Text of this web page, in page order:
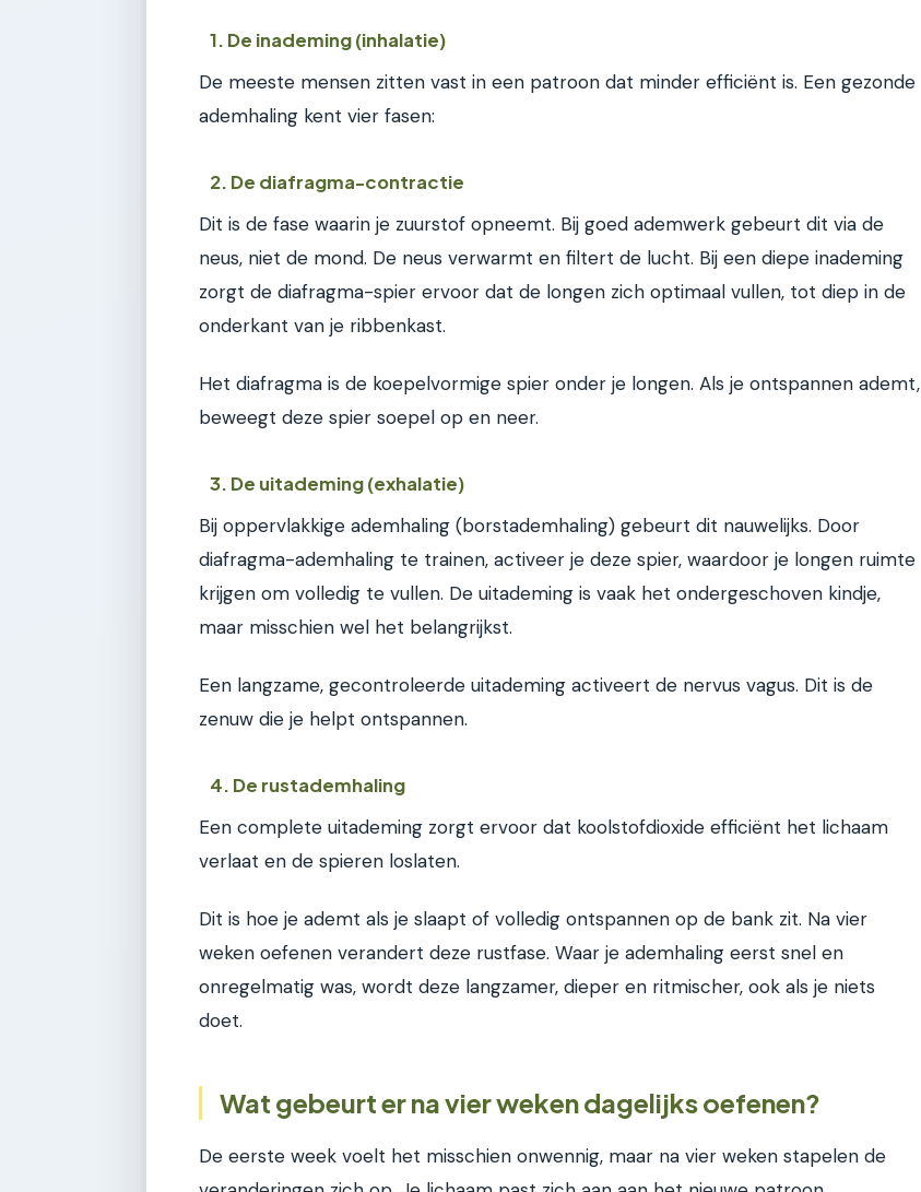
1. De inademing (inhalatie)
De meeste mensen zitten vast in een patroon dat minder efficiënt is. Een gezonde
ademhaling kent vier fasen:
2. De diafragma-contractie
Dit is de fase waarin je zuurstof opneemt. Bij goed ademwerk gebeurt dit via de
neus, niet de mond. De neus verwarmt en filtert de lucht. Bij een diepe inademing
zorgt de diafragma-spier ervoor dat de longen zich optimaal vullen, tot diep in de
onderkant van je ribbenkast.
Het diafragma is de koepelvormige spier onder je longen. Als je ontspannen ademt,
beweegt deze spier soepel op en neer.
3. De uitademing (exhalatie)
Bij oppervlakkige ademhaling (borstademhaling) gebeurt dit nauwelijks. Door
diafragma-ademhaling te trainen, activeer je deze spier, waardoor je longen ruimte
krijgen om volledig te vullen. De uitademing is vaak het ondergeschoven kindje,
maar misschien wel het belangrijkst.
Een langzame, gecontroleerde uitademing activeert de nervus vagus. Dit is de
zenuw die je helpt ontspannen.
4. De rustademhaling
Een complete uitademing zorgt ervoor dat koolstofdioxide efficiënt het lichaam
verlaat en de spieren loslaten.
Dit is hoe je ademt als je slaapt of volledig ontspannen op de bank zit. Na vier
weken oefenen verandert deze rustfase. Waar je ademhaling eerst snel en
onregelmatig was, wordt deze langzamer, dieper en ritmischer, ook als je niets
doet.
Wat gebeurt er na vier weken dagelijks oefenen?
De eerste week voelt het misschien onwennig, maar na vier weken stapelen de